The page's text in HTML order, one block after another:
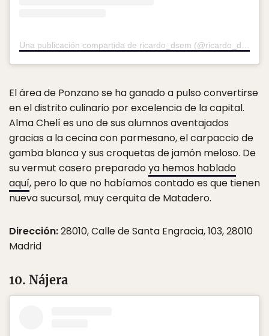
Una publicación compartida de ricardo_dsem (@ricardo_dsem)
El área de Ponzano se ha ganado a pulso convertirse
en el distrito culinario por excelencia de la capital.
Alma Chelí es uno de sus alumnos aventajados
gracias a la cecina con parmesano, el carpaccio de
gamba blanca y sus croquetas de jamón meloso. De
su vermut casero preparadoya hemos hablado
aquí, pero lo que no habíamos contado es que tienen
nueva sucursal, muy cerquita de Matadero.
Dirección:28010, Calle de Santa Engracia, 103, 28010
Madrid
10. Nájera